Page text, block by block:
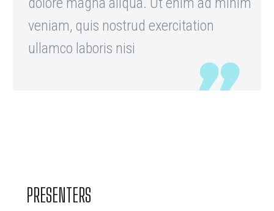
veniam, quis nostrud exercitation
ullamco laboris nisi
PRESENTERS